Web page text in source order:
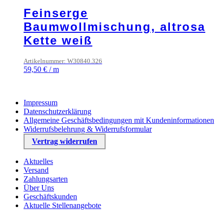
Feinserge
Baumwollmischung, altrosa
Kette weiß
Artikelnummer: W30840.326
59,50 € /m
Impressum
Datenschutzerklärung
Allgemeine Geschäftsbedingungen mit Kundeninformationen
Widerrufsbelehrung & Widerrufsformular
Vertrag widerrufen
Aktuelles
Versand
Zahlungsarten
Über Uns
Geschäftskunden
Aktuelle Stellenangebote